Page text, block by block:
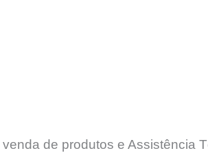
de produtos e Assistência